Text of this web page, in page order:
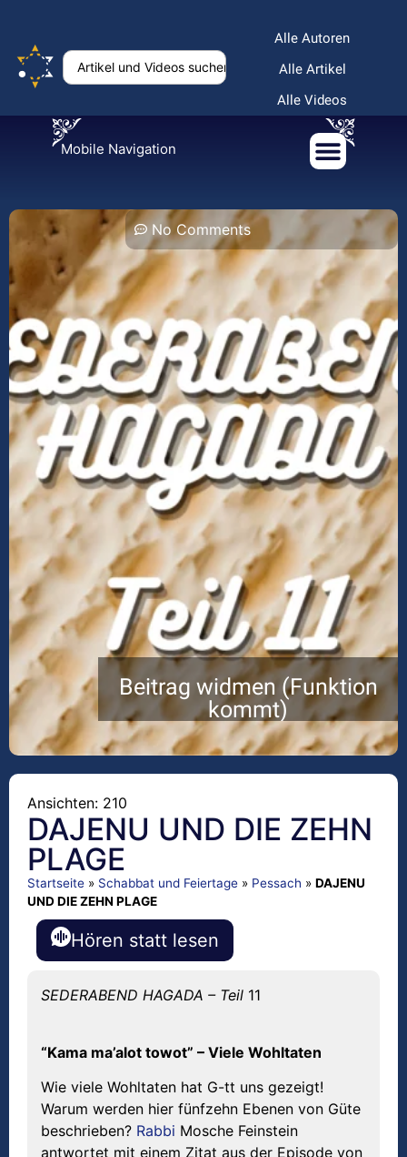
Alle Autoren
Alle Artikel
Alle Videos
Mobile Navigation
No Comments
Beitrag widmen (Funktion
kommt)
Ansichten: 210
DAJENU UND DIE ZEHN
PLAGE
Startseite » Schabbat und Feiertage » Pessach » DAJENU
UND DIE ZEHN PLAGE
Hören statt lesen
SEDERABEND HAGADA – Teil 11
“Kama ma’alot towot” – Viele Wohltaten
Wie viele Wohltaten hat G-tt uns gezeigt!
Warum werden hier fünfzehn Ebenen von Güte
beschrieben? Rabbi Mosche Feinstein
antwortet mit einem Zitat aus der Episode von